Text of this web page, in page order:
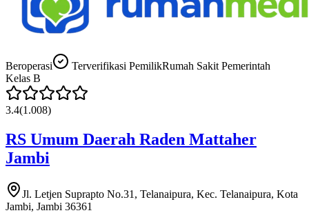
Beroperasi Terverifikasi PemilikRumah Sakit Pemerintah
Kelas B
3.4(1.008)
RS Umum Daerah Raden Mattaher
Jambi
Jl. Letjen Suprapto No.31, Telanaipura, Kec. Telanaipura, Kota
Jambi, Jambi 36361